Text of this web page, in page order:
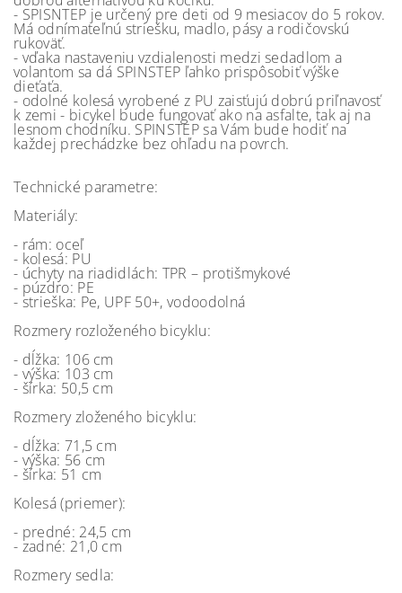
- SPISNTEP je určený pre deti od 9 mesiacov do 5 rokov.
Má odnímateľnú striešku, madlo, pásy a rodičovskú
rukoväť.
- vďaka nastaveniu vzdialenosti medzi sedadlom a
volantom sa dá SPINSTEP ľahko prispôsobiť výške
dieťaťa.
- odolné kolesá vyrobené z PU zaisťujú dobrú priľnavosť
k zemi - bicykel bude fungovať ako na asfalte, tak aj na
lesnom chodníku. SPINSTEP sa Vám bude hodiť na
každej prechádzke bez ohľadu na povrch.
Technické parametre:
Materiály:
- rám: oceľ
- kolesá: PU
- úchyty na riadidlách: TPR – protišmykové
- púzdro: PE
- strieška: Pe, UPF 50+, vodoodolná
Rozmery rozloženého bicyklu:
- dĺžka: 106 cm
- výška: 103 cm
- šírka: 50,5 cm
Rozmery zloženého bicyklu:
- dĺžka: 71,5 cm
- výška: 56 cm
- šírka: 51 cm
Kolesá (priemer):
- predné: 24,5 cm
- zadné: 21,0 cm
Rozmery sedla: